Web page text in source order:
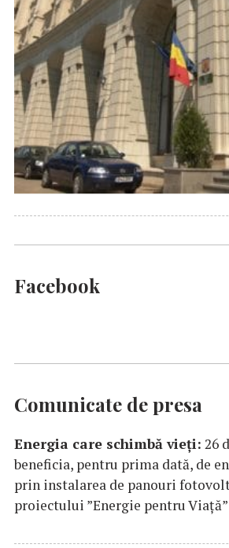
Facebook
Comunicate de presa
Energia care schimbă vieți: 26
beneficia, pentru prima dată, de
prin instalarea de panouri
proiectului ”Energie pentru Viață”